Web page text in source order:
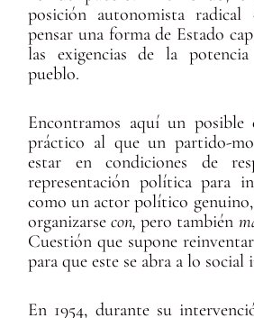
posición autonomista
pensar una forma de Estado
las exigencias de la
pueblo.
Encontramos aquí un
práctico al que un partido-
estar en condiciones de
representación política para
como un actor político genuino,
organizarsecon, pero también
Cuestión que supone
para que este se abra a lo
En 1954, durante su